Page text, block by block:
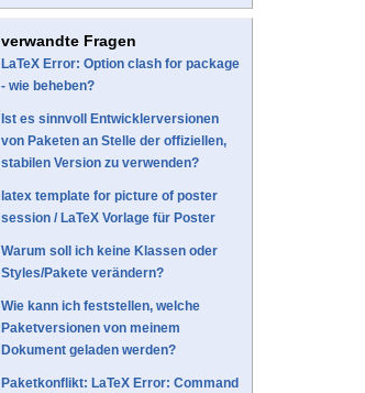
verwandte Fragen
LaTeX Error: Option clash for package
- wie beheben?
Ist es sinnvoll Entwicklerversionen
von Paketen an Stelle der offiziellen,
stabilen Version zu verwenden?
latex template for picture of poster
session / LaTeX Vorlage für Poster
Warum soll ich keine Klassen oder
Styles/Pakete verändern?
Wie kann ich feststellen, welche
Paketversionen von meinem
Dokument geladen werden?
Paketkonflikt: LaTeX Error: Command